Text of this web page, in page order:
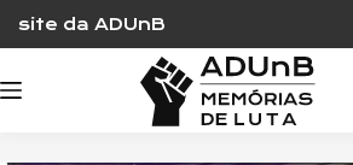
content
site da ADUnB